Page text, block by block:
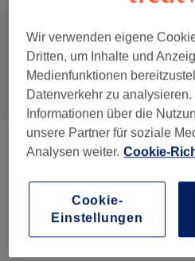
Alle
Damen Epilfree Dauerhafte
Herren Epilfree Dauerhafte
Wir verwenden eigene
Dritten, um Inhalte und
Medienfunktionen
Datenverkehr zu
Informationen über die
unsere Partner für soziale
Analysen weiter. Cookie-
Cookie-
Einstellungen